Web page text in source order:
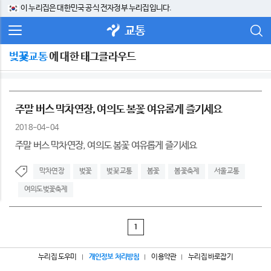
이 누리집은 대한민국 공식 전자정부 누리집입니다.
교통
벚꾳교통에 대한 태그클라우드
주말 버스 막차연장, 여의도 봄꽃 여유롭게 즐기세요
2018-04-04
주말 버스 막차연장, 여의도 봄꽃 여유롭게 즐기세요
막차연장 벚꽃 벚꾳교통 봄꽃 봄꽃축제 서울교통
여의도벚꽃축제
1
누리집 도우미 개인정보 처리방침 이용약관 누리집 바로잡기